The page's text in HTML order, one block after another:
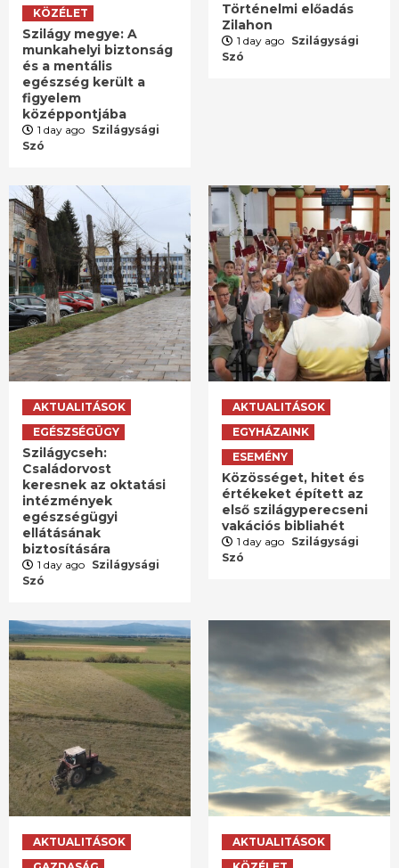
KÖZÉLET
Szilágy megye: A
munkahelyi biztonság
és a mentális
egészség került a
figyelem
középpontjába
1 day ago Szilágysági
Szó
Történelmi előadás
Zilahon
1 day ago Szilágysági
Szó
AKTUALITÁSOK
EGÉSZSÉGÜGY
Szilágycseh:
Családorvost
keresnek az oktatási
intézmények
egészségügyi
ellátásának
biztosítására
1 day ago Szilágysági
Szó
AKTUALITÁSOK
EGYHÁZAINK
ESEMÉNY
Közösséget, hitet és
értékeket épített az
első szilágyperecseni
vakációs bibliahét
1 day ago Szilágysági
Szó
AKTUALITÁSOK
AKTUALITÁSOK